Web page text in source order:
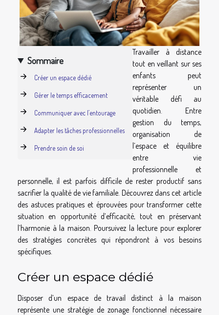
Sommaire
Créer un espace dédié
Gérer le temps efficacement
Communiquer avec l’entourage
Adapter les tâches professionnelles
Prendre soin de soi
Travailler à distance
tout en veillant sur ses
enfants peut
représenter un
véritable défi au
quotidien. Entre
gestion du temps,
organisation de
l’espace et équilibre
entre vie
professionnelle et
personnelle, il est parfois difficile de rester productif sans
sacrifier la qualité de vie familiale. Découvrez dans cet article
des astuces pratiques et éprouvées pour transformer cette
situation en opportunité d’efficacité, tout en préservant
l’harmonie à la maison. Poursuivez la lecture pour explorer
des stratégies concrètes qui répondront à vos besoins
spécifiques.
Créer un espace dédié
Disposer d’un espace de travail distinct à la maison
représente une stratégie de zonage fonctionnel nécessaire